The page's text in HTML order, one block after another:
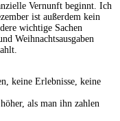
Vernunft beginnt. Ich
ist außerdem kein
wichtige Sachen
Weihnachtsausgaben
keine Erlebnisse, keine
als man ihn zahlen